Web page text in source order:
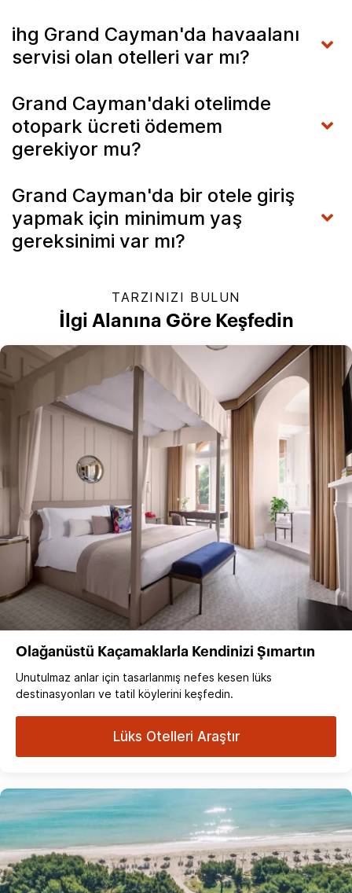
ihg Grand Cayman'da havaalanı
servisi olan otelleri var mı?
Grand Cayman'daki otelimde
otopark ücreti ödemem
gerekiyor mu?
Grand Cayman'da bir otele giriş
yapmak için minimum yaş
gereksinimi var mı?
TARZINIZI BULUN
İlgi Alanına Göre Keşfedin
Olağanüstü Kaçamaklarla Kendinizi Şımartın
Unutulmaz anlar için tasarlanmış nefes kesen lüks
destinasyonları ve tatil köylerini keşfedin.
Lüks Otelleri Araştır